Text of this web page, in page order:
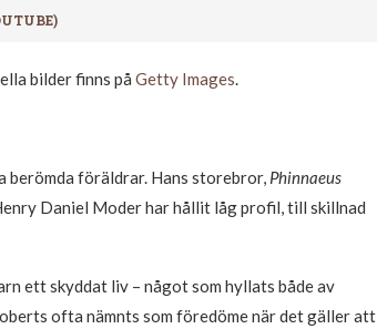
)
bilder finns på Getty Images.
berömda föräldrar. Hans storebror, Phinnaeus
Daniel Moder har hållit låg profil, till skillnad
ett skyddat liv – något som hyllats både av
ofta nämnts som föredöme när det gäller att